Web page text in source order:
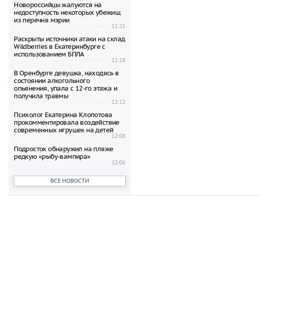
Новороссийцы жалуются на
недоступность некоторых убежищ
из перечня мэрии
12:21
Раскрыты источники атаки на склад
Wildberries в Екатеринбурге с
использованием БПЛА
12:18
В Оренбурге девушка, находясь в
состоянии алкогольного
опьянения, упала с 12-го этажа и
получила травмы
12:12
Психолог Екатерина Клопотова
прокомментировала воздействие
современных игрушек на детей
12:08
Подросток обнаружил на пляже
редкую «рыбу-вампира»
12:06
Определен ключевой шаг в борьбе
с мошенничеством
ВСЕ НОВОСТИ